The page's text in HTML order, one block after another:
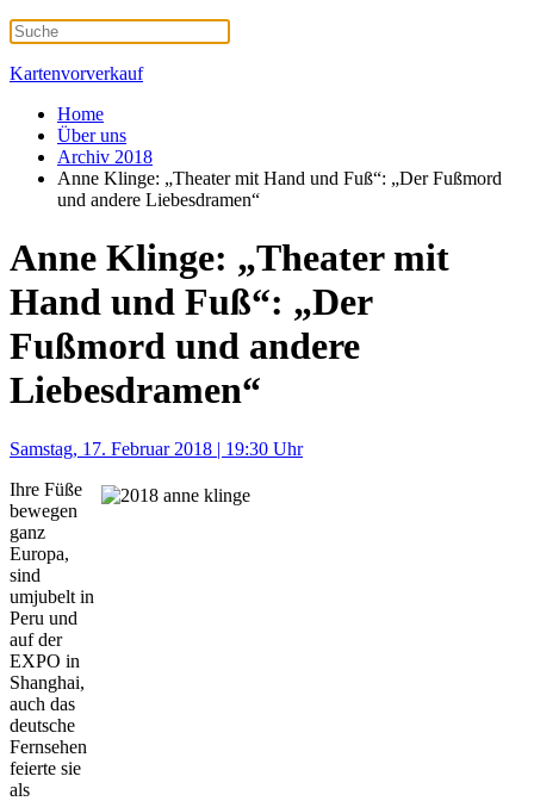
Kartenvorverkauf
Home
Über uns
Archiv 2018
Anne Klinge: „Theater mit Hand und Fuß“: „Der Fußmord
und andere Liebesdramen“
Anne Klinge: „Theater mit
Hand und Fuß“: „Der
Fußmord und andere
Liebesdramen“
Samstag, 17. Februar 2018 | 19:30 Uhr
Ihre Füße
bewegen
ganz
Europa,
sind
umjubelt in
Peru und
auf der
EXPO in
Shanghai,
auch das
deutsche
Fernsehen
feierte sie
als